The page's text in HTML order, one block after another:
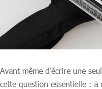
Avant même d’écrire une
cette question essentielle :